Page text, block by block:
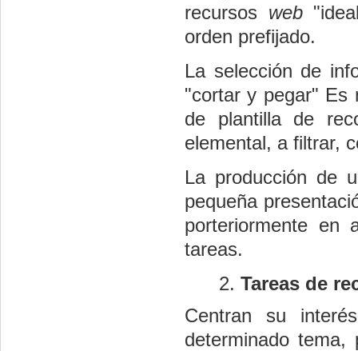
recursos web
orden prefijado.
La selección de
"cortar y pegar" Es
de plantilla de
elemental, a filtrar,
La producción de
pequeña
porteriormente en
tareas.
Tareas de
Centran su
determinado